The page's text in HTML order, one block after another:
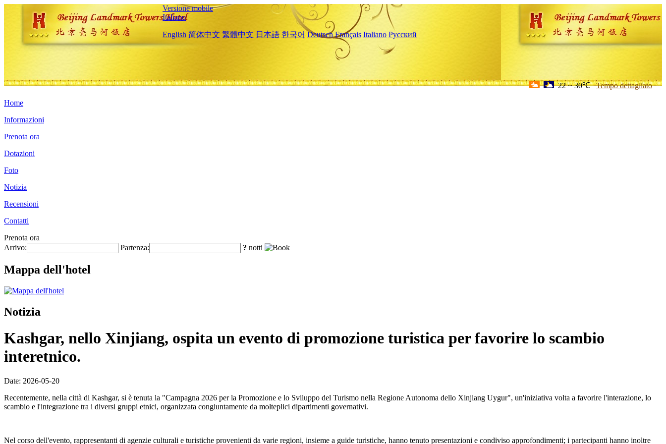
Versione mobile
Italiano
English 简体中文 繁體中文 日本語 한국어 Deutsch Français Italiano Русский
22 ~ 30℃ Tempo dettagliato
Home
Informazioni
Prenota ora
Dotazioni
Foto
Notizia
Recensioni
Contatti
Prenota ora
Arrivo:
Partenza: ? notti
Mappa dell'hotel
Notizia
Kashgar, nello Xinjiang, ospita un evento di promozione turistica per favorire lo scambio
interetnico.
Date: 2026-05-20
Recentemente, nella città di Kashgar, si è tenuta la "Campagna 2026 per la Promozione e lo Sviluppo del Turismo nella Regione Autonoma dello Xinjiang Uygur", un'iniziativa volta a favorire l'interazione, lo
scambio e l'integrazione tra i diversi gruppi etnici, organizzata congiuntamente da molteplici dipartimenti governativi.
Nel corso dell'evento, rappresentanti di agenzie culturali e turistiche provenienti da varie regioni, insieme a guide turistiche, hanno tenuto presentazioni e condiviso approfondimenti; i partecipanti hanno inoltre